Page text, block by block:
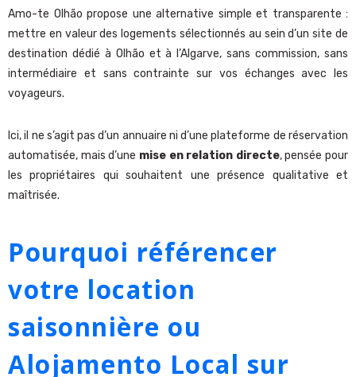
Amo-te Olhão propose une alternative simple et transparente :
mettre en valeur des logements sélectionnés au sein d’un site de
destination dédié à Olhão et à l’Algarve, sans commission, sans
intermédiaire et sans contrainte sur vos échanges avec les
voyageurs.
Ici, il ne s’agit pas d’un annuaire ni d’une plateforme de réservation
automatisée, mais d’une mise en relation directe, pensée pour
les propriétaires qui souhaitent une présence qualitative et
maîtrisée.
Pourquoi référencer
votre location
saisonnière ou
Alojamento Local sur